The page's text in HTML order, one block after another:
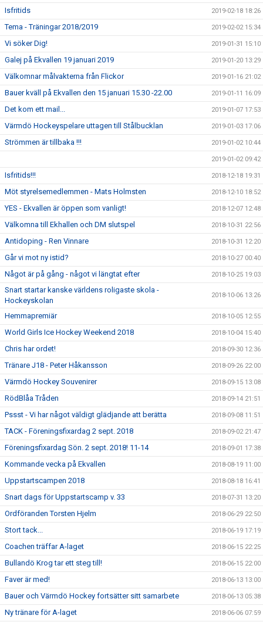
Isfritids 2019-02-18 18:26
Tema - Träningar 2018/2019 2019-02-02 15:34
Vi söker Dig! 2019-01-31 15:10
Galej på Ekvallen 19 januari 2019 2019-01-20 13:29
Välkomnar målvakterna från Flickor 2019-01-16 21:02
Bauer kväll på Ekvallen den 15 januari 15.30 -22.00 2019-01-11 16:09
Det kom ett mail... 2019-01-07 17:53
Värmdö Hockeyspelare uttagen till Stålbucklan 2019-01-03 17:06
Strömmen är tillbaka !!! 2019-01-02 10:44
2019-01-02 09:42
Isfritids!!! 2018-12-18 19:31
Möt styrelsemedlemmen - Mats Holmsten 2018-12-10 18:52
YES - Ekvallen är öppen som vanligt! 2018-12-07 12:48
Välkomna till Ekhallen och DM slutspel 2018-10-31 22:56
Antidoping - Ren Vinnare 2018-10-31 12:20
Går vi mot ny istid? 2018-10-27 00:40
Något är på gång - något vi längtat efter 2018-10-25 19:03
Snart startar kanske världens roligaste skola -
Hockeyskolan
2018-10-06 13:26
Hemmapremiär 2018-10-05 12:55
World Girls Ice Hockey Weekend 2018 2018-10-04 15:40
Chris har ordet! 2018-09-30 12:36
Tränare J18 - Peter Håkansson 2018-09-26 22:00
Värmdö Hockey Souvenirer 2018-09-15 13:08
RödBlåa Tråden 2018-09-14 21:51
Pssst - Vi har något väldigt glädjande att berätta 2018-09-08 11:51
TACK - Föreningsfixardag 2 sept. 2018 2018-09-02 21:47
Föreningsfixardag Sön. 2 sept. 2018! 11-14 2018-09-01 17:38
Kommande vecka på Ekvallen 2018-08-19 11:00
Uppstartscampen 2018 2018-08-18 16:41
Snart dags för Uppstartscamp v. 33 2018-07-31 13:20
Ordföranden Torsten Hjelm 2018-06-29 22:50
Stort tack... 2018-06-19 17:19
Coachen träffar A-laget 2018-06-15 22:25
Bullandö Krog tar ett steg till! 2018-06-15 22:00
Faver är med! 2018-06-13 13:00
Bauer och Värmdö Hockey fortsätter sitt samarbete 2018-06-13 05:38
Ny tränare för A-laget 2018-06-06 07:59